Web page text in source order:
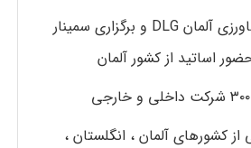
حمایت جامعه کشاورزی آلمان DLG و برگزاری سمینار
اساتید از کشور آلمان
کشورهای آلمان ، انگلستان ،